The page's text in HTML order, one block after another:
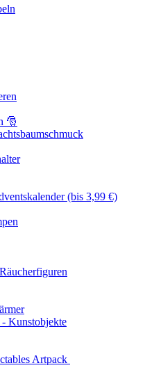
🎅
(bis 3,99 €)
- Kunstobjekte
Artpack